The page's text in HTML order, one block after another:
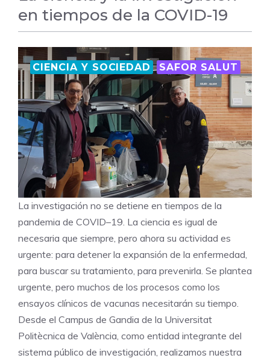
en tiempos de la COVID-19
CIENCIA Y SOCIEDAD SAFOR SALUT
La investigación no se detiene en tiempos de la
pandemia de COVID–19. La ciencia es igual de
necesaria que siempre, pero ahora su actividad es
urgente: para detener la expansión de la enfermedad,
para buscar su tratamiento, para prevenirla. Se plantea
urgente, pero muchos de los procesos como los
ensayos clínicos de vacunas necesitarán su tiempo.
Desde el Campus de Gandia de la Universitat
Politècnica de València, como entidad integrante del
sistema público de investigación, realizamos nuestra